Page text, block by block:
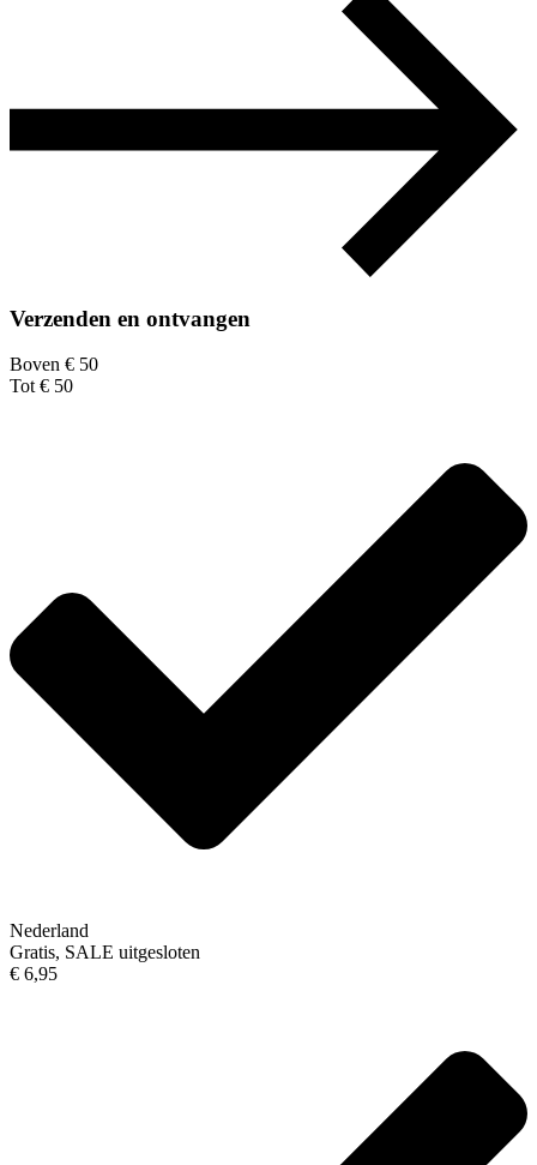
Verzenden en ontvangen
Boven € 50
Tot € 50
Nederland
Gratis, SALE uitgesloten
€ 6,95